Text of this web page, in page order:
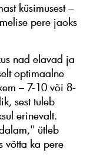
küsimusest –
pere jaoks
nad elavad ja
optimaalne
– 7-10 või 8-
sest tuleb
erinevalt.
ütleb
võtta ka pere